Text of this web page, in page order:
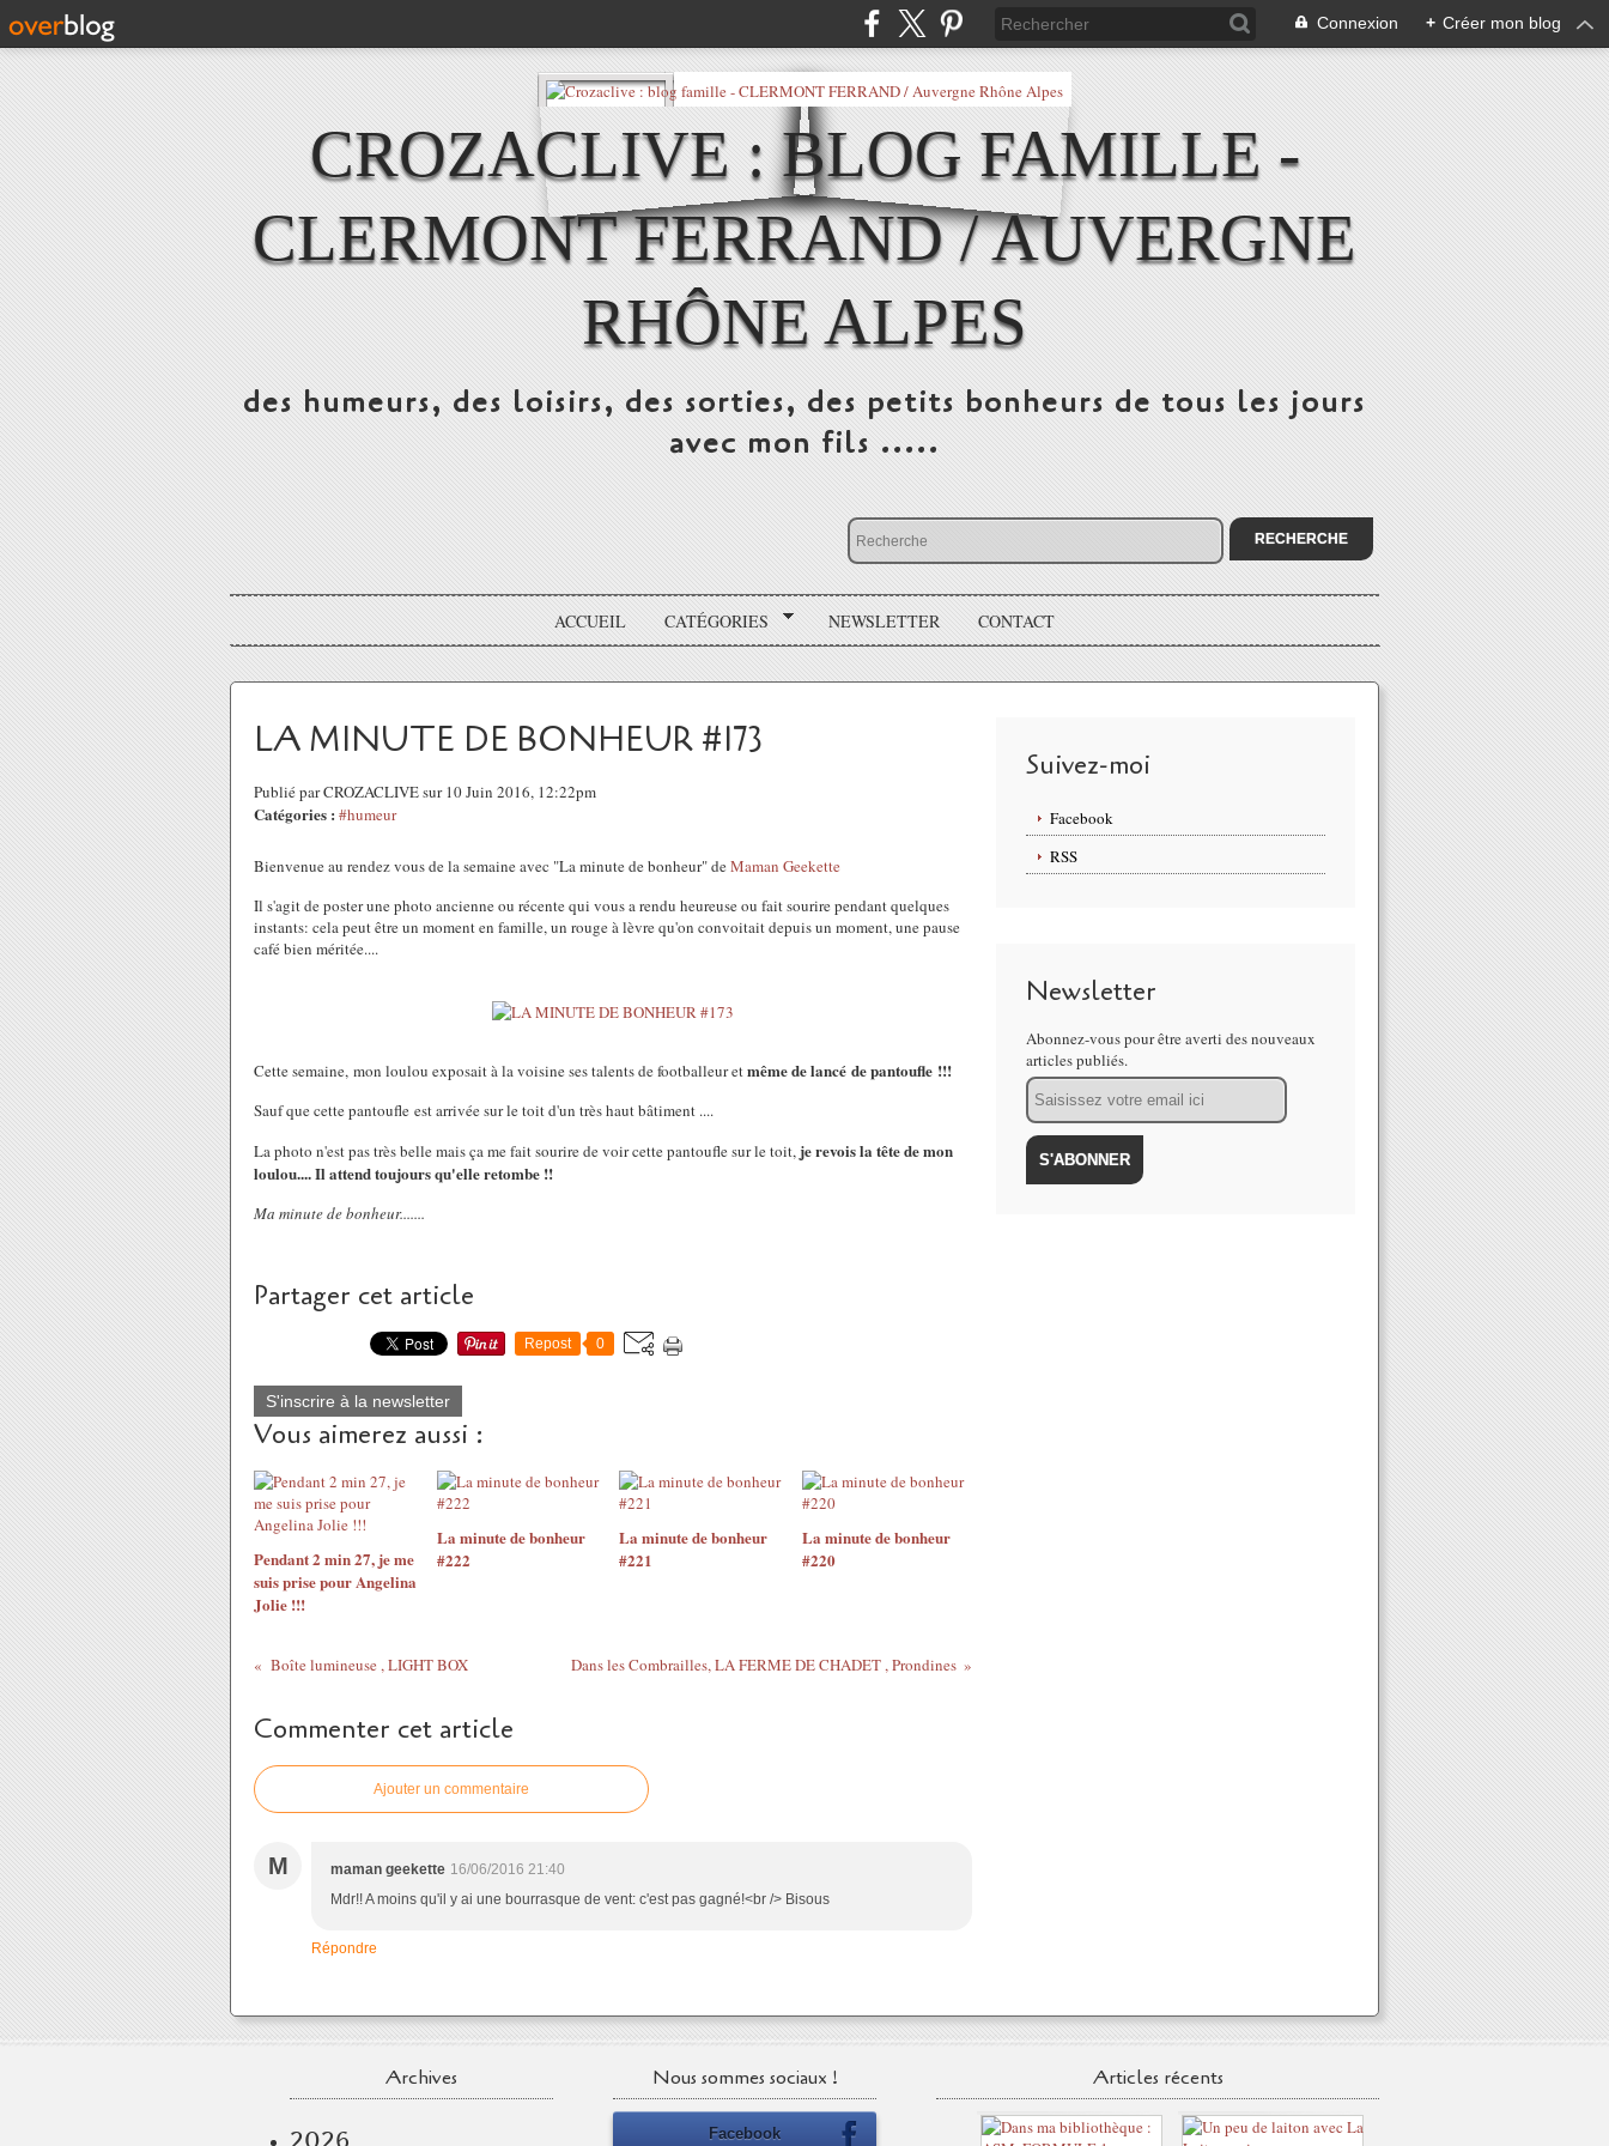
Connexion + Créer mon blog
CROZACLIVE : BLOG FAMILLE -
CLERMONT FERRAND / AUVERGNE
RHÔNE ALPES
des humeurs, des loisirs, des sorties, des petits bonheurs de tous les jours
avec mon fils .....
ACCUEIL CATÉGORIES NEWSLETTER CONTACT
LA MINUTE DE BONHEUR #173
Publié par CROZACLIVE sur 10 Juin 2016, 12:22pm
Catégories : #humeur
Bienvenue au rendez vous de la semaine avec "La minute de bonheur" deMaman Geekette
Il s'agit de poster une photo ancienne ou récente qui vous a rendu heureuse ou fait sourire pendant quelques
instants: cela peut être un moment en famille, un rouge à lèvre qu'on convoitait depuis un moment, une pause
café bien méritée....
Cette semaine, mon loulou exposait à la voisine ses talents de footballeur etmême de lancé de pantoufle !!!
Sauf que cette pantoufle est arrivée sur le toit d'un très haut bâtiment ....
La photo n'est pas très belle mais ça me fait sourire de voir cette pantoufle sur le toit, je revois la tête de mon
loulou.... Il attend toujours qu'elle retombe !!
Ma minute de bonheur.......
Partager cet article
Repost 0
S'inscrire à la newsletter
Vous aimerez aussi :
Pendant 2 min 27, je me
suis prise pour Angelina
Jolie !!!
La minute de bonheur
#222
La minute de bonheur
#221
La minute de bonheur
#220
Boîte lumineuse , LIGHT BOX Dans les Combrailles, LA FERME DE CHADET , Prondines
Commenter cet article
Ajouter un commentaire
M maman geekette 16/06/2016 21:40
Mdr!! A moins qu'il y ai une bourrasque de vent: c'est pas gagné!<br /> Bisous
Répondre
Suivez-moi
Facebook
RSS
Newsletter
Abonnez-vous pour être averti des nouveaux
articles publiés.
Email
Archives
2026
Nous sommes sociaux !
Facebook
Articles récents